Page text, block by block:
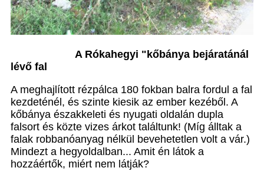
A Rókahegyi "kőbánya bejáratánál
lévő fal
A meghajlított rézpálca 180 fokban balra fordul a fal
kezdeténél, és szinte kiesik az ember kezéből. A
kőbánya északkeleti és nyugati oldalán dupla
falsort és közte vizes árkot találtunk! (Míg álltak a
falak robbanóanyag nélkül bevehetetlen volt a vár.)
Mindezt a hegyoldalban... Amit én látok a
hozzáértők, miért nem látják?